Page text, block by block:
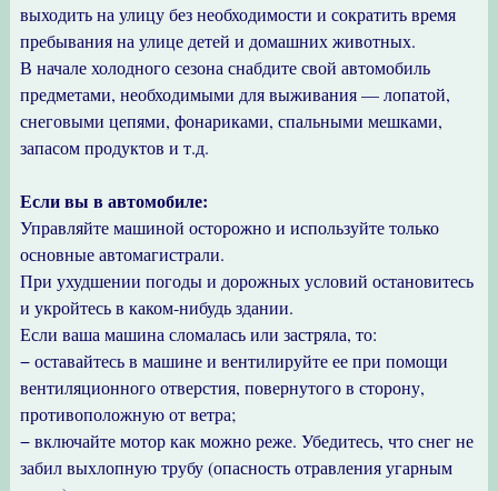
выходить на улицу без необходимости и сократить время
пребывания на улице детей и домашних животных.
В начале холодного сезона снабдите свой автомобиль
предметами, необходимыми для выживания — лопатой,
снеговыми цепями, фонариками, спальными мешками,
запасом продуктов и т.д.
Если вы в автомобиле:
Управляйте машиной осторожно и используйте только
основные автомагистрали.
При ухудшении погоды и дорожных условий остановитесь
и укройтесь в каком-нибудь здании.
Если ваша машина сломалась или застряла, то:
− оставайтесь в машине и вентилируйте ее при помощи
вентиляционного отверстия, повернутого в сторону,
противоположную от ветра;
− включайте мотор как можно реже. Убедитесь, что снег не
забил выхлопную трубу (опасность отравления угарным